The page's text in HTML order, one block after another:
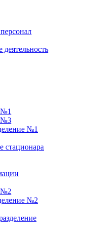
№1
№3
№1
стационара
№2
№2